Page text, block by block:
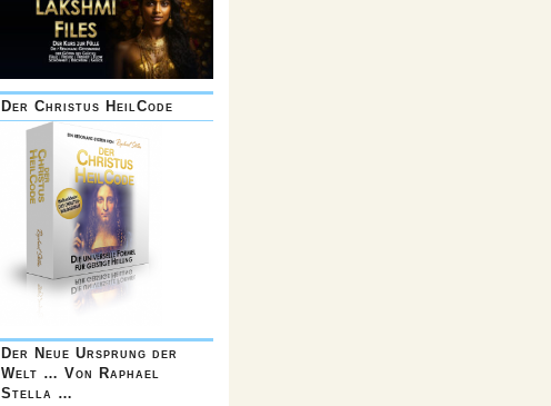
Der Christus HeilCode
Der Neue Ursprung der
Welt … Von Raphael
Stella …